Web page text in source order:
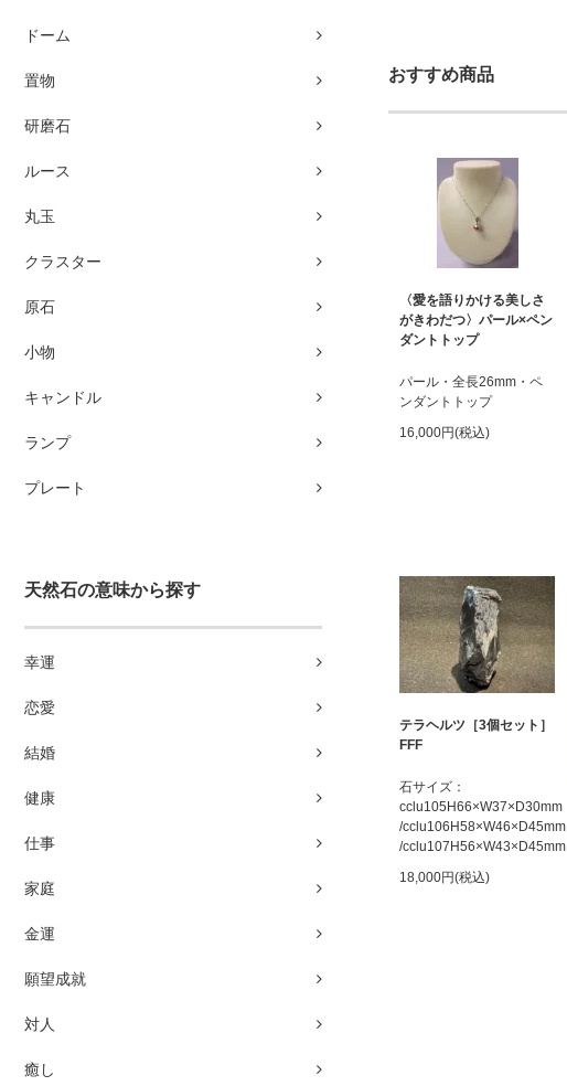
ドーム
置物
研磨石
ルース
丸玉
クラスター
原石
小物
キャンドル
ランプ
プレート
天然石の意味から探す
幸運
恋愛
結婚
健康
仕事
家庭
金運
願望成就
対人
癒し
おすすめ商品
〈愛を語りかける美しさ
がきわだつ〉パール×ペン
ダントトップ
パール・全長26mm・ペ
ンダントトップ
16,000円(税込)
テラヘルツ［3個セット］
FFF
石サイズ：
cclu105H66×W37×D30mm
/cclu106H58×W46×D45mm
/cclu107H56×W43×D45mm
18,000円(税込)